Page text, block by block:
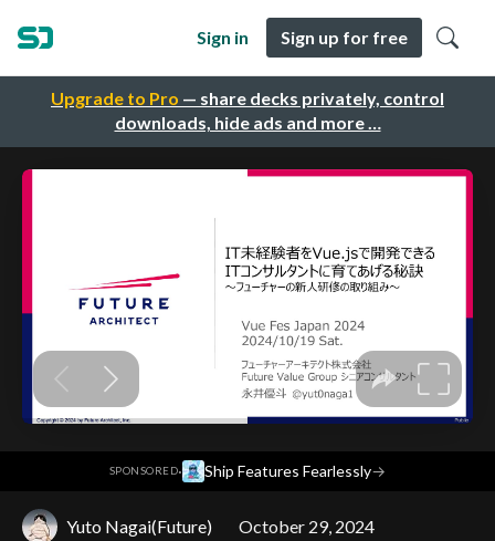
Upgrade to Pro — share decks privately, control
downloads, hide ads and more …
Sign in Sign up for free
SPONSORED· Ship Features Fearlessly→
Yuto Nagai(Future) October 29, 2024